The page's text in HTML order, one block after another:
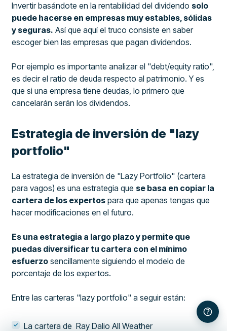
Invertir basándote en la rentabilidad del dividendo solo
puede hacerse en empresas muy estables, sólidas
y seguras. Así que aquí el truco consiste en saber
escoger bien las empresas que pagan dividendos.
Por ejemplo es importante analizar el "debt/equity ratio",
es decir el ratio de deuda respecto al patrimonio. Y es
que si una empresa tiene deudas, lo primero que
cancelarán serán los dividendos.
Estrategia de inversión de "lazy
portfolio"
La estrategia de inversión de "Lazy Portfolio" (cartera
para vagos) es una estrategia que se basa en copiar la
cartera de los expertos para que apenas tengas que
hacer modificaciones en el futuro.
Es una estrategia a largo plazo y permite que
puedas diversificar tu cartera con el mínimo
esfuerzo sencillamente siguiendo el modelo de
porcentaje de los expertos.
Entre las carteras "lazy portfolio" a seguir están:
La cartera de Ray Dalio All Weather